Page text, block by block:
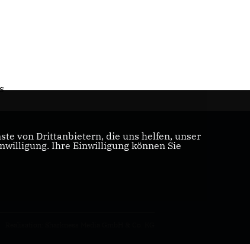
von Drittanbietern, die uns helfen, unser
Ihre Einwilligung können Sie